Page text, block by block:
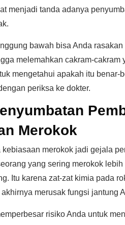
menjadi tanda adanya
bawah bisa Anda
melemahkan cakram-
mengetahui apakah itu
periksa ke dokter.
Merokok
kebiasaan merokok jadi gejala
yang sering merokok
Itu karena zat-zat kimia pada
merusak fungsi jantung
risiko Anda untuk